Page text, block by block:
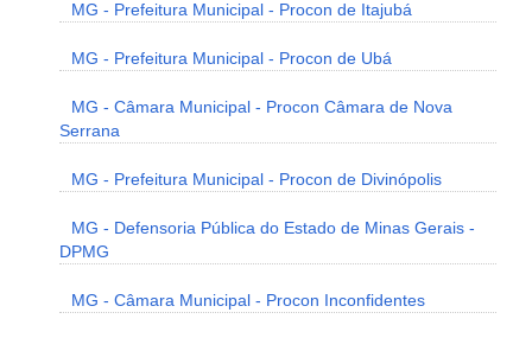
MG - Prefeitura Municipal - Procon de Itajubá
MG - Prefeitura Municipal - Procon de Ubá
MG - Câmara Municipal - Procon Câmara de Nova
Serrana
MG - Prefeitura Municipal - Procon de Divinópolis
MG - Defensoria Pública do Estado de Minas Gerais -
DPMG
MG - Câmara Municipal - Procon Inconfidentes